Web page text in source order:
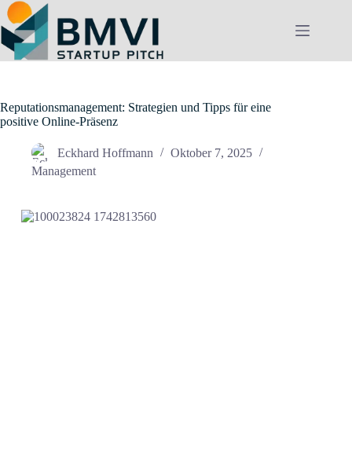
Zum
Inhalt
springen
Reputationsmanagement: Strategien und Tipps für eine
positive Online-Präsenz
Eckhard Hoffmann
Oktober 7, 2025
Management